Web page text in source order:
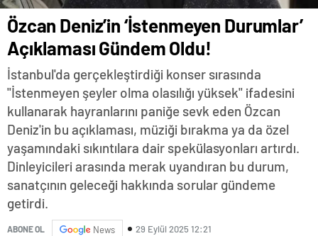
Özcan Deniz’in ‘İstenmeyen Durumlar’
Açıklaması Gündem Oldu!
İstanbul'da gerçekleştirdiği konser sırasında
"İstenmeyen şeyler olma olasılığı yüksek" ifadesini
kullanarak hayranlarını paniğe sevk eden Özcan
Deniz'in bu açıklaması, müziği bırakma ya da özel
yaşamındaki sıkıntılara dair spekülasyonları artırdı.
Dinleyicileri arasında merak uyandıran bu durum,
sanatçının geleceği hakkında sorular gündeme
getirdi.
ABONE OL News 29 Eylül 2025 12:21